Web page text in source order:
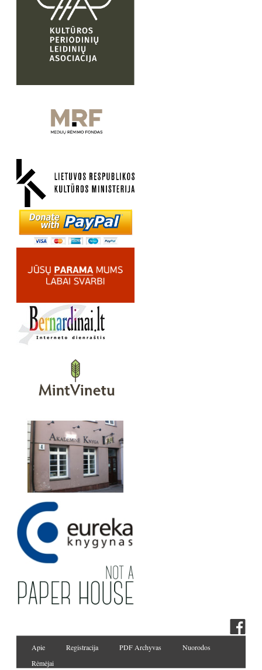
Apie Registracija PDF Archyvas
Nuorodos
Rėmėjai